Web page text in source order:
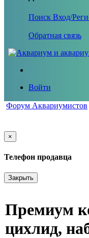
Поиск Вход/
Обратная связь
Войти
Форум Аквариумистов
×
Телефон продавца
Закрыть
Премиум
цихлид,